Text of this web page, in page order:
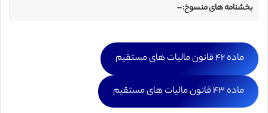
بخشنامه های منسوخ: –
ماده ۴۲ قانون مالیات های مستقیم
ماده ۴۳ قانون مالیات های مستقیم